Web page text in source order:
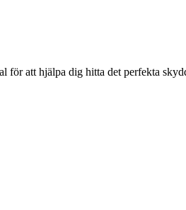
för att hjälpa dig hitta det perfekta